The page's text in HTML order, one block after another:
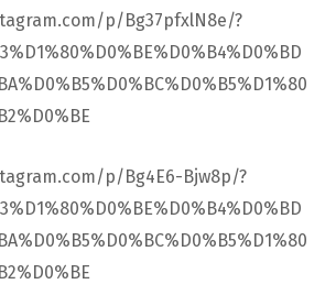
p/Bg37pfxlN8e/?
p/Bg4E6-Bjw8p/?